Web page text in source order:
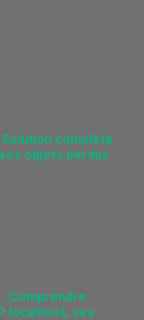
complète
objets perdus
: Comprendre
localhost, ses